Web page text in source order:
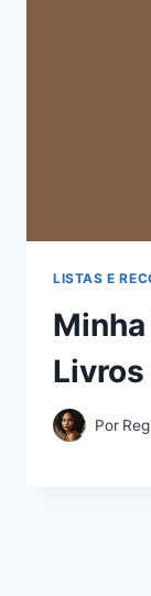
LISTAS E
Por